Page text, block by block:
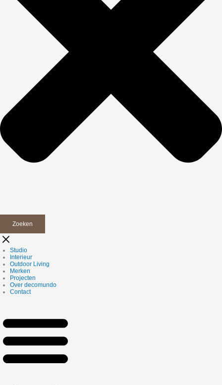
Zoeken
Studio
Interieur
Outdoor Living
Merken
Projecten
Over decomundo
Contact